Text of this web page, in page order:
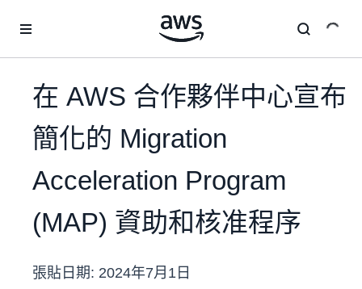
在 AWS 合作夥伴中心宣布
簡化的 Migration
Acceleration Program
(MAP) 資助和核准程序
張貼日期: 2024年7月1日